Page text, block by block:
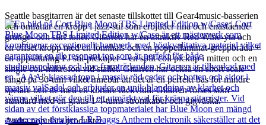
Seattle basgitarren är det senaste tillskottet till Gear4music-basserien
och omfattar en kropp i jazz-stil som erbjuder fina och enastående
grunge- och surf toner. Gitarren har en attraktiv Red Wine-yta och
en offset kropp med en lönnhals och en poppellaminat-greppbräda +
en uppsättning PJ stil-pickuper – en split coil pickup i mitten och en
single coil-mikrofon vid stallet. Gitarren har också en short scale
längd på 30-tum vilket innebär att det är en perfekt bas för mindre
spelare och de med en kortare räckvidd. Gitarren förses som
standard med en gratis 1/4-tums strömkabel och gigväska.
Andra populära produkter